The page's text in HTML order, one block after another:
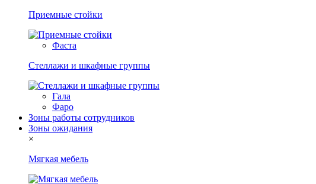
Приемные стойки
Фаста
Стеллажи и шкафные группы
Гала
Фаро
Зоны работы сотрудников
Зоны ожидания
×
Мягкая мебель